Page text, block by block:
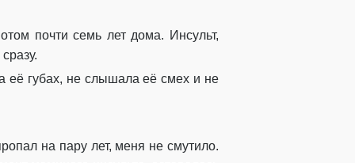
почти семь лет дома. Инсульт,
её губах, не слышала её смех и не
на пару лет, меня не смутило.